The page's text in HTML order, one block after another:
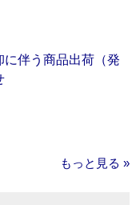
に伴う商品出荷（発
もっと見る »